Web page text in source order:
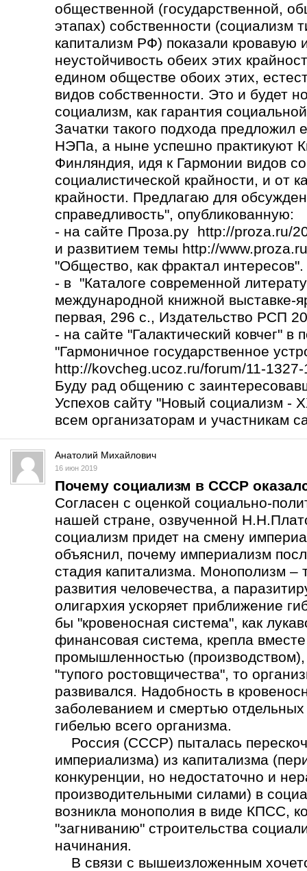
общественной (государственной,
этапах) собственности (социализм
капитализм РФ) показали кровавую
неустойчивость обеих этих
едином обществе обоих этих,
видов собственности. Это и будет
социализм, как гарантия
Зачатки такого подхода
НЭПа, а ныне успешно практикуют
Финляндия, идя к Гармонии видов
социалистической крайности, и от
крайности. Предлагаю для
справедливость", опубликованную:
- на сайте Проза.ру http://proza.ru/
и развитием темы http://
"Общество, как фрактал интересов".
- в "Каталоге современной
международной книжной выставке-
первая, 296 с., Издательство РСП
- на сайте "Галактический ковчег" в
"Гармоничное государственное
http://kovcheg.ucoz.ru/forum/11-
Буду рад общению с
Успехов сайту "Новый социализм -
всем организаторам и участникам
Анатолий Михайлович
16 июн 2019
Почему социализм в СССР
Согласен с оценкой социально-
нашей стране, озвученной
социализм придет на смену
объяснил, почему империализм
стадия капитализма. Монополизм –
развития человечества, а
олигархия ускоряет приближение
бы "кровеносная система", как
финансовая система, крепла
промышленностью (производством),
"тупого ростовщичества", то
развивался. Надобность в
заболеванием и смертью отдельных
гибелью всего организма.
Россия (СССР) пыталась
империализма) из капитализма
конкуренции, но недостаточно и
производительными силами) в
возникла монополия в виде КПСС,
"загниванию" строительства
начинания.
В связи с вышеизложенным